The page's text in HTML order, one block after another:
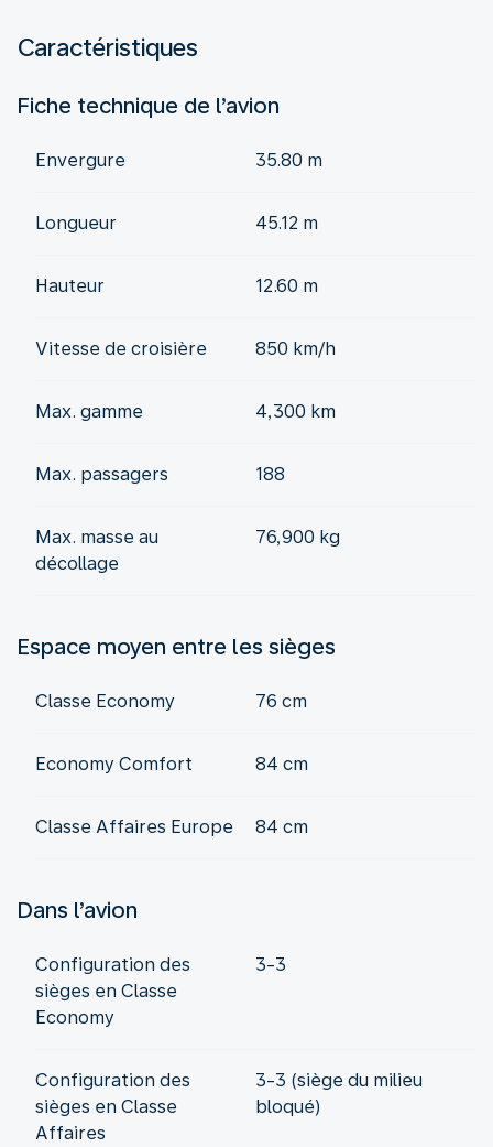
Caractéristiques
Fiche technique de l’avion
Envergure 35.80 m
Longueur 45.12 m
Hauteur 12.60 m
Vitesse de croisière 850 km/h
Max. gamme 4,300 km
Max. passagers 188
Max. masse au
décollage
76,900 kg
Espace moyen entre les sièges
Classe Economy 76 cm
Economy Comfort 84 cm
Classe Affaires Europe 84 cm
Dans l’avion
Configuration des
sièges en Classe
Economy
3-3
Configuration des
sièges en Classe
Affaires
3-3 (siège du milieu
bloqué)